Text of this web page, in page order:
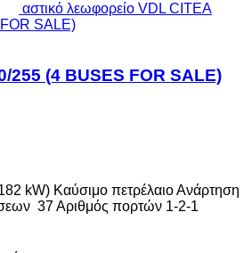
αστικό λεωφορείο VDL CITEA
SALE)
255 (4 BUSES FOR SALE)
kW) Καύσιμο πετρέλαιοΑνάρτηση
37Αριθμός πορτών 1-2-1